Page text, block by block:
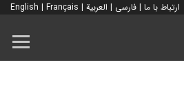
ارتباط با ما | فارسی | العربية |
English | Français